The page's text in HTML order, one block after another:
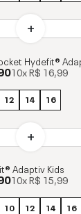
Hydefit®
10xR$ 16,99
12 14 16
Adaptiv Kids
10xR$ 15,99
10 12 14 16